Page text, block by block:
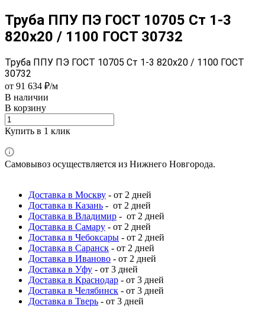
Труба ППУ ПЭ ГОСТ 10705 Ст 1-3
820x20 / 1100 ГОСТ 30732
Труба ППУ ПЭ ГОСТ 10705 Ст 1-3 820x20 / 1100 ГОСТ
30732
от 91 634 ₽/м
В наличии
В корзину
Купить в 1 клик
Самовывоз осуществляется из Нижнего Новгорода.
Доставка в Москву - от 2 дней
Доставка в Казань - от 2 дней
Доставка в Владимир - от 2 дней
Доставка в Самару - от 2 дней
Доставка в Чебоксары - от 2 дней
Доставка в Саранск - от 2 дней
Доставка в Иваново - от 2 дней
Доставка в Уфу - от 3 дней
Доставка в Краснодар - от 3 дней
Доставка в Челябинск - от 3 дней
Доставка в Тверь - от 3 дней